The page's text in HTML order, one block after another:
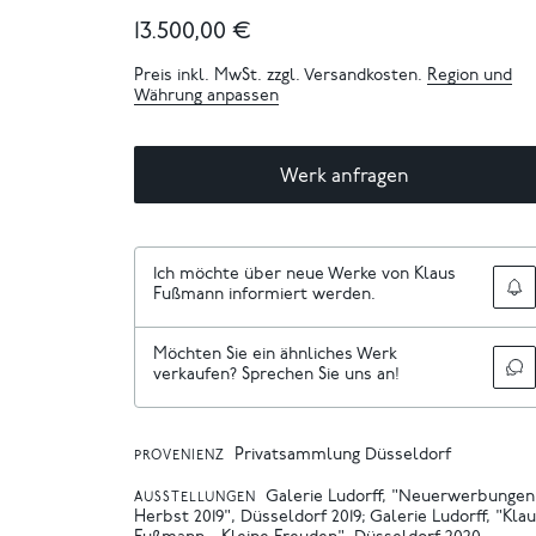
13.500,00 €
Preis inkl. MwSt. zzgl. Versandkosten. Region und
Währung anpassen
Werk anfragen
Ich möchte über neue Werke von Klaus
Fußmann informiert werden.
Möchten Sie ein ähnliches Werk
verkaufen? Sprechen Sie uns an!
PROVENIENZ Privatsammlung Düsseldorf
AUSSTELLUNGEN
Galerie Ludorff, "Neuerwerbungen
Herbst 2019", Düsseldorf 2019 Galerie Ludorff,